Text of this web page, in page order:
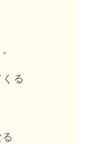
る